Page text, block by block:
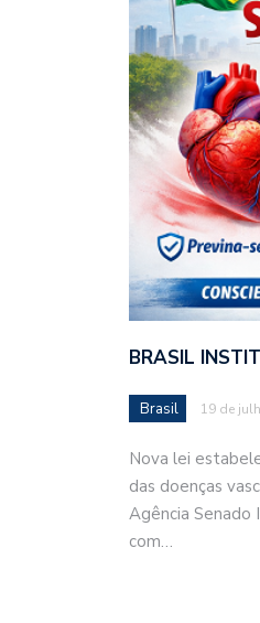
BRASIL
Brasil 19 de
Nova lei
das doenças
Agência Senado
com…